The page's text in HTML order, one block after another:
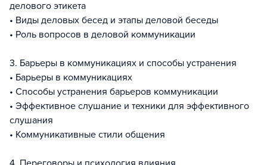
делового этикета
• Виды деловых бесед и этапы деловой беседы
• Роль вопросов в деловой коммуникации
3. Барьеры в коммуникациях и способы устранения
• Барьеры в коммуникациях
• Способы устранения барьеров коммуникации
• Эффективное слушание и техники для эффективного
слушания
• Коммуникативные стили общения